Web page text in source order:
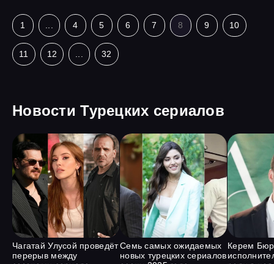
1 4 5 6 7 8 9 10
11 12 32
Новости Турецких сериалов
Чагатай Улусой проведёт
перерыв между
Семь самых ожидаемых
новых турецких сериалов
Керем